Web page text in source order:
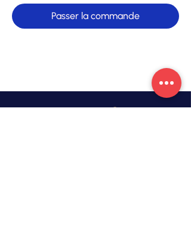
Passer la commande